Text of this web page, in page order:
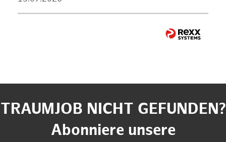
TRAUMJOB NICHT GEFUNDEN?
Abonniere unsere